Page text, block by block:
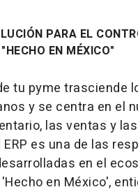
PARA EL
EN MÉXICO"
tu pyme trasciende
y se centra en el
las ventas y las
es una de las
en el
en México',